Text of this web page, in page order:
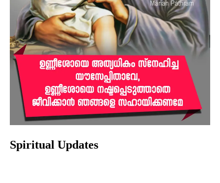
Spiritual Updates